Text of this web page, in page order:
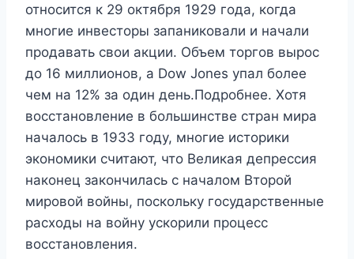
относится к 29 октября 1929 года, когда
многие инвесторы запаниковали и начали
продавать свои акции. Объем торгов вырос
до 16 миллионов, а Dow Jones упал более
чем на 12% за один день.Подробнее. Хотя
восстановление в большинстве стран мира
началось в 1933 году, многие историки
экономики считают, что Великая депрессия
наконец закончилась с началом Второй
мировой войны, поскольку государственные
расходы на войну ускорили процесс
восстановления.